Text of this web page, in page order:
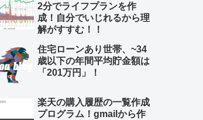
2分でライフプランを作
成！自分でいじれるから理
解がすすむ！！
住宅ローンあり世帯、~34
歳以下の年間平均貯金額は
「201万円」！
楽天の購入履歴の一覧作成
プログラム！gmailから作